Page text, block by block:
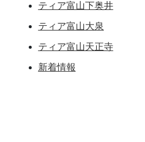
ティア富山下奥井
ティア富山大泉
ティア富山天正寺
新着情報